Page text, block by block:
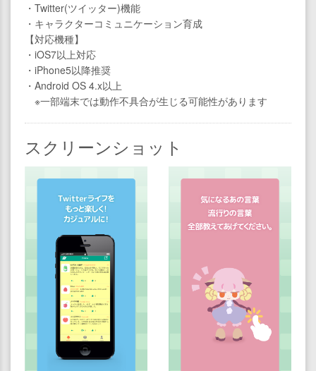
・Twitter(ツイッター)機能
・キャラクターコミュニケーション育成
【対応機種】
・iOS7以上対応
・iPhone5以降推奨
・Android OS 4.x以上
※一部端末では動作不具合が生じる可能性があります
スクリーンショット